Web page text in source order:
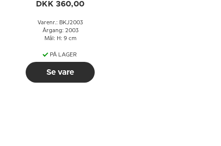
DKK 360,00
Varenr.: BKJ2003
Årgang: 2003
Mål: H: 9 cm
PÅ LAGER
Se vare